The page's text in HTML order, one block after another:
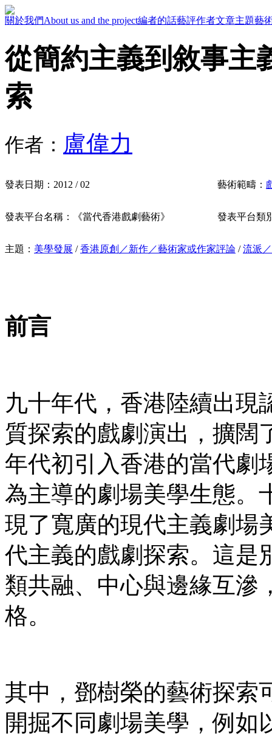
關於我們About us and the project編者的話藝評作者文章主題藝
從簡約主義到敘事
索
作者： 盧偉力
發表日期： 2012 / 02 藝術範疇：
發表平台名稱： 《當代香港戲劇藝術》 發表平台類
主題： 美學發展 /香港原創／新作／藝術家或作家評論 /流派
前言
九十年代，香港陸續出現
質探索的戲劇演出，擴闊
年代初引入香港的當代劇
為主導的劇場美學生態。
現了寬廣的現代主義劇場
代主義的戲劇探索。這是
類共融、中心與邊緣互滲
格。
其中，鄧樹榮的藝術探索
開掘不同劇場美學，例如